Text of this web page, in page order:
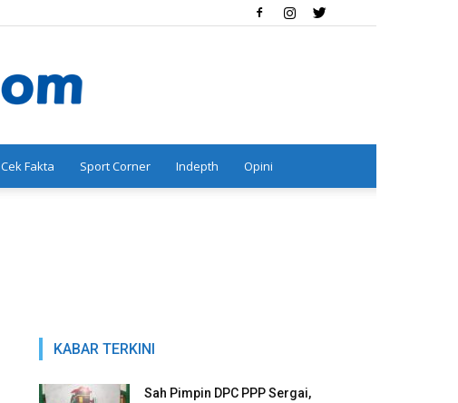
Cek Fakta Sport Corner Indepth Opini
KABAR TERKINI
Sah Pimpin DPC PPP Sergai,